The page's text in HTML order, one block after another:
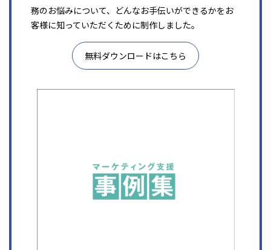
務のお悩みについて、どんなお手伝いができるかをお
客様に知っていただくために制作しました。
無料ダウンロードはこちら